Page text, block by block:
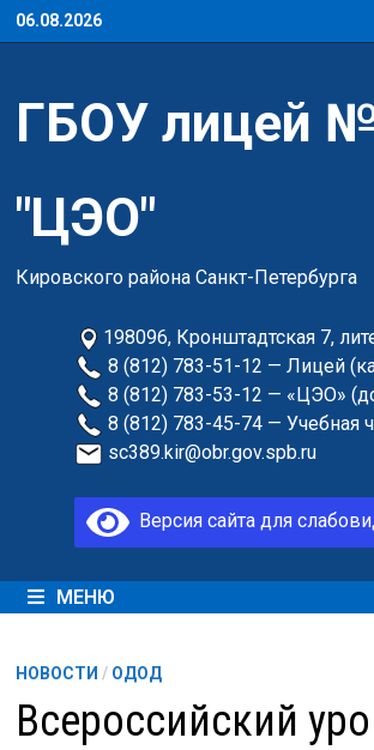
Перейти
06.08.2026
ГБОУ лицей
"ЦЭО"
Кировского района Санкт-Петербурга
198096, Кронштадтская 7,
8 (812) 783-51-12 — Лицей
8 (812) 783-53-12 — «ЦЭО»
8 (812) 783-45-74 — Учебная
sc389.kir@obr.gov.spb.ru
Версия сайта для
МЕНЮ
НОВОСТИ / ОДОД
Всероссийский